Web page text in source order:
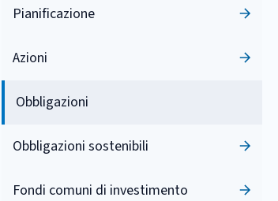
Pianificazione
Azioni
Obbligazioni
Obbligazioni sostenibili
Fondi comuni di investimento